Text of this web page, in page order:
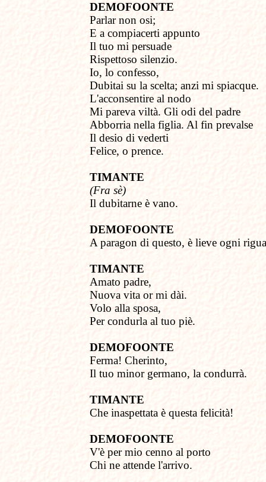
DEMOFOONTE
Parlar non osi;
E a compiacerti appunto
Il tuo mi persuade
Rispettoso silenzio.
Io, lo confesso,
Dubitai su la scelta; anzi mi spiacque.
L'acconsentire al nodo
Mi pareva viltà. Gli odi del padre
Abborria nella figlia. Al fin prevalse
Il desio di vederti
Felice, o prence.
TIMANTE
(Fra sè)
Il dubitarne è vano.
DEMOFOONTE
A paragon di questo, è lieve ogni
TIMANTE
Amato padre,
Nuova vita or mi dài.
Volo alla sposa,
Per condurla al tuo piè.
DEMOFOONTE
Ferma! Cherinto,
Il tuo minor germano, la condurrà.
TIMANTE
Che inaspettata è questa felicità!
DEMOFOONTE
V'è per mio cenno al porto
Chi ne attende l'arrivo.